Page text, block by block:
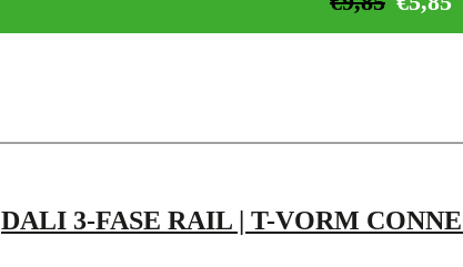
DALI 3-FASE RAIL | T-VORM